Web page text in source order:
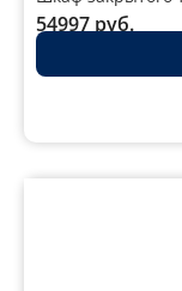
54997 руб.